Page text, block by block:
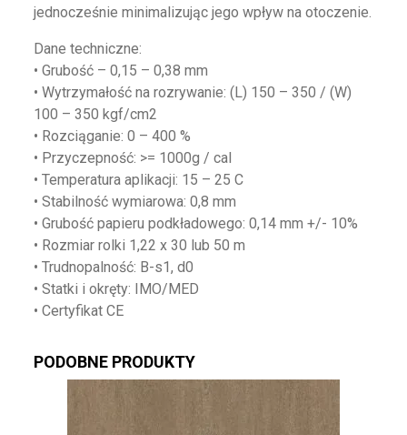
jednocześnie minimalizując jego wpływ na otoczenie.
Dane techniczne:
• Grubość – 0,15 – 0,38 mm
• Wytrzymałość na rozrywanie: (L) 150 – 350 / (W)
100 – 350 kgf/cm2
• Rozciąganie: 0 – 400 %
• Przyczepność: >= 1000g / cal
• Temperatura aplikacji: 15 – 25 C
• Stabilność wymiarowa: 0,8 mm
• Grubość papieru podkładowego: 0,14 mm +/- 10%
• Rozmiar rolki 1,22 x 30 lub 50 m
• Trudnopalność: B-s1, d0
• Statki i okręty: IMO/MED
• Certyfikat CE
PODOBNE PRODUKTY